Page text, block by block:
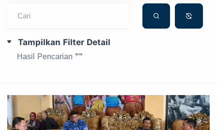
Cari
Tampilkan Filter Detail
Hasil Pencarian ""